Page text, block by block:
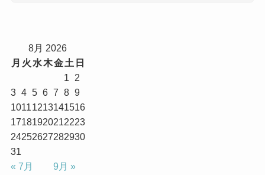
8月 2026
月 火 水木金土 日
1
2
3 4 5 6 7 8 9
10111213141516
17181920212223
24252627282930
31
« 7月
9月 »